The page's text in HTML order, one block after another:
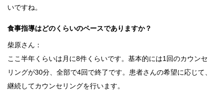
いですね。
食事指導はどのくらいのペースでありますか？
柴原さん：
ここ半年くらいは月に8件くらいです。基本的には1回のカウンセ
リングが30分、全部で4回で終了です。患者さんの希望に応じて、
継続してカウンセリングを行います。